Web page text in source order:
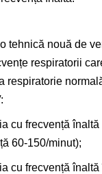
tehnică nouă de
respiratorii
respiratorie
cu frecvență înaltă
60-150/minut);
cu frecvență înaltă